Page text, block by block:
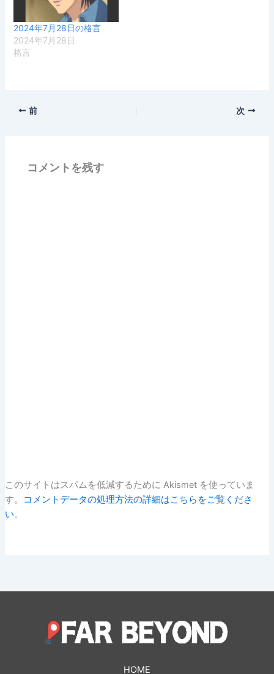
2024年7月28日の格言
2024年7月28日
格言
前 次
コメントを残す
このサイトはスパムを低減するために Akismet を使っていま
す。
コメントデータの処理方法の詳細はこちらをご覧くださ
い。
HOME